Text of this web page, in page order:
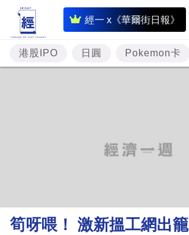
經一 x《華爾街日報》
即
時
財
經
理
財
港股IPO 日圓 Pokemon卡
筍呀喂！ 激新搵工網出籠